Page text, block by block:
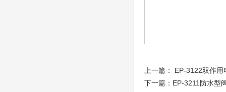
上一篇： EP-3122双作用
下一篇： EP-3211防水型